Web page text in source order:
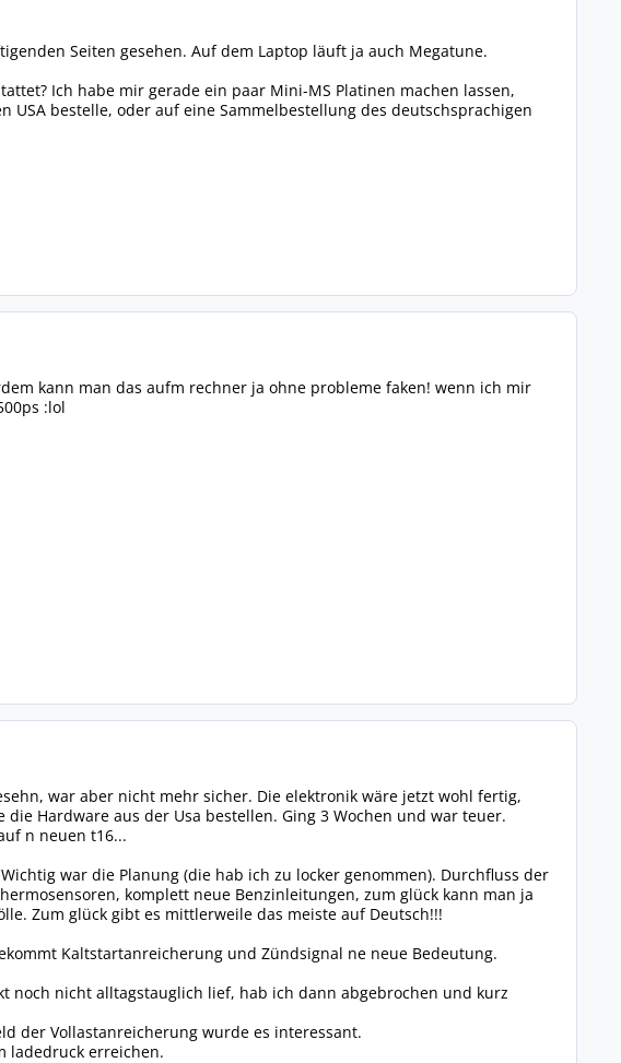
Seiten gesehen. Auf dem Laptop läuft ja auch Megatune.
Ich habe mir gerade ein paar Mini-MS Platinen machen lassen,
bestelle, oder auf eine Sammelbestellung des deutschsprachigen
kann man das aufm rechner ja ohne probleme faken! wenn ich mir
:lol
war aber nicht mehr sicher. Die elektronik wäre jetzt wohl fertig,
Hardware aus der Usa bestellen. Ging 3 Wochen und war teuer.
n neuen t16...
war die Planung (die hab ich zu locker genommen). Durchfluss der
komplett neue Benzinleitungen, zum glück kann man ja
Zum glück gibt es mittlerweile das meiste auf Deutsch!!!
Kaltstartanreicherung und Zündsignal ne neue Bedeutung.
noch nicht alltagstauglich lief, hab ich dann abgebrochen und kurz
der Vollastanreicherung wurde es interessant.
ladedruck erreichen.